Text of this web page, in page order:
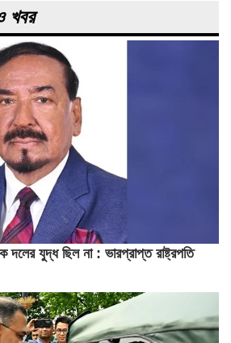
খবর
যুদ্ধ ছিল না : ভারপ্রাপ্ত রাষ্ট্রপতি